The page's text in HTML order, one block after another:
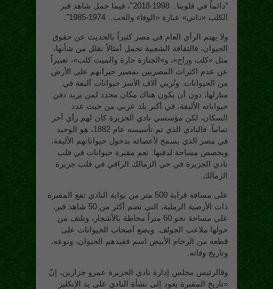
“دائماً في قلوبنا.. 1998-2018″، فيما حمل شاهد قبر
الكلب «داني» عبارة «الوفاء والحب.. 1974-1985”.
ولا يهتم الرأي العام في مصر كثيراً بالحديث عن حقوق
الحيوان، فالثقافة الشعبية تحمل أمثالاً تقلل من شأنها،
مثل «كلب وراح»، و»الجنازة حارة والميت كلب»، تعبيراً
عن عدم اكتراث المصريين بمصير جيرانهم على الأرض
من الحيوانات. وتُربي آلاف الأسر حيوانات أليفة في
منازلها، دون أن يكون هناك مكان محدد لمن يريد دفن
حيواناته الأليفة، في أكبر بلد عربي من حيث عدد
السكان، لكن مؤسسي نادي الجزيرة كان لهم رأي آخر
تماماً. فالنادي الذي تم تأسيسه عام 1882، هو الوحيد
في مصر الذي يسمح لأعضائه بدخول حيواناتهم الأليفة،
ويخصص مساحة لدفنها. نعم مقبرة حيوانات في قلب
نادي الجزيرة في حي الزمالك الراقي في قلب جزيرة
الزمالك.
على مسافة قرابة 500 متر من بوابة النادي تقع المقبرة
ذات الأرضية الرملية، التي تضم أكثر من 50 شاهد قبر،
على مساحة نحو 60 متراً محاطة بالأشجار، وتلتف من
حولها ملاعب الجولف. ويضع أصحاب الحيوانات على
قطعة من الرخام الأبيض اسم فقيدهم الحيوان، ونوعه،
وتاريخ وفاته.
وقالرئيس مجلس إدارة نادي الجزيرة عمرو جزارين، إنّ
«تاريخ المقبرة يعود إلى نشأة النادي على يد الإنكليز